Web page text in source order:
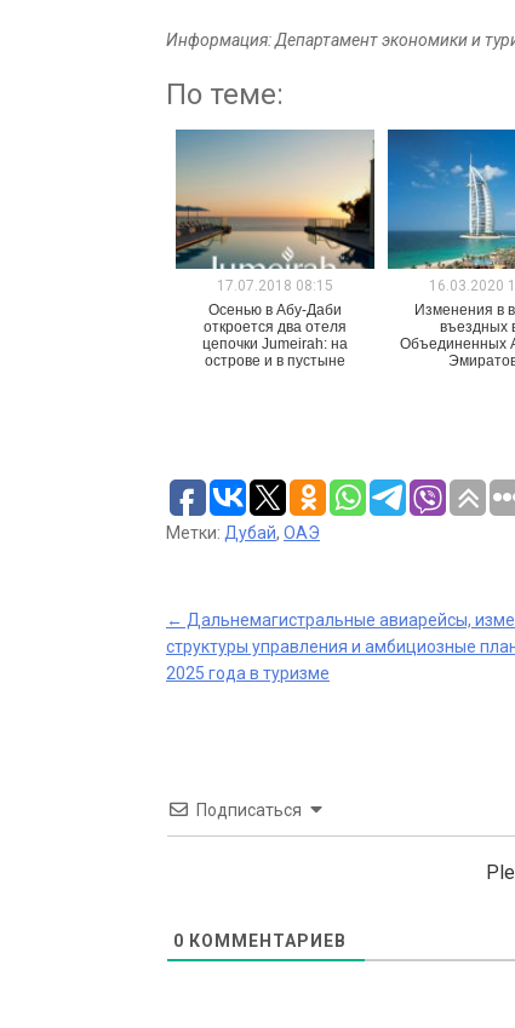
Информация: Департамент экономики и
По теме:
17.07.2018 08:15
Осенью в Абу-Даби
откроется два отеля
цепочки Jumeirah: на
острове и в пустыне
16.03.2020
Изменения в
въездных
Объединенных
Метки: Дубай, ОАЭ
Post
navigation
← Дальнемагистральные авиарейсы,
структуры управления и амбициозные
2025 года в туризме
Подписаться
0 КОММЕНТАРИЕВ